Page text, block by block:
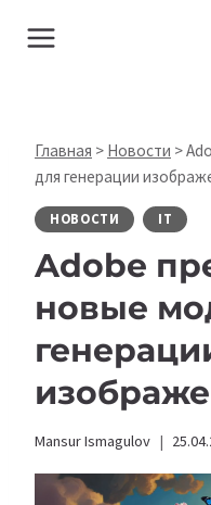
Главная > Новости >
для генерации
НОВОСТИ IT
Adobe
новые
Mansur Ismagulov